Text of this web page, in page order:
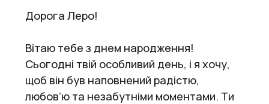
Дорога Леро!
Вітаю тебе з днем народження!
Сьогодні твій особливий день, і я хочу,
щоб він був наповнений радістю,
любов’ю та незабутніми моментами. Ти